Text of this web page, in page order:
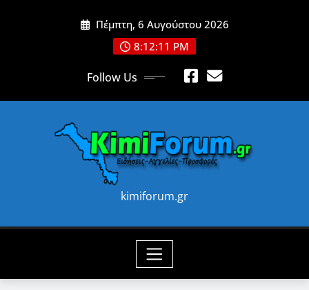
Πέμπτη, 6 Αυγούστου 2026
8:12:13 PM
Follow Us
kimiforum.gr